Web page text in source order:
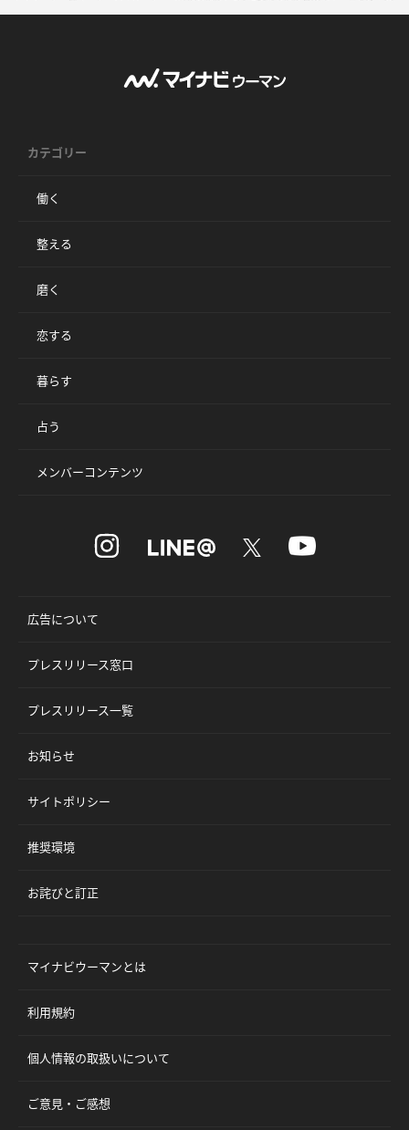
カテゴリー
働く
整える
磨く
恋する
暮らす
占う
メンバーコンテンツ
広告について
プレスリリース窓口
プレスリリース一覧
お知らせ
サイトポリシー
推奨環境
お詫びと訂正
マイナビウーマンとは
利用規約
個人情報の取扱いについて
ご意見・ご感想